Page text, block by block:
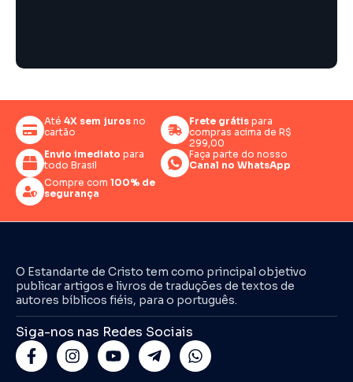
Até 4X sem juros no
cartão
Frete grátispara
compras acima de R$
299,00
Envio imediato para
todo Brasil
Faça parte do nosso
Canal no WhatsApp
Compre com 100% de
segurança
O Estandarte de Cristo tem como principal objetivo
publicar artigos e livros de traduções de textos de
autores bíblicos fiéis, para o português.
Siga-nos nas Redes Sociais